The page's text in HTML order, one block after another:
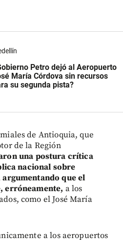
Petro dejó al Aeropuerto
María Córdova sin recursos
su segunda pista?
de Antioquia, que
de la Región
una postura crítica
nacional sobre
que el
erróneamente, a los
como el José María
a los aeropuertos